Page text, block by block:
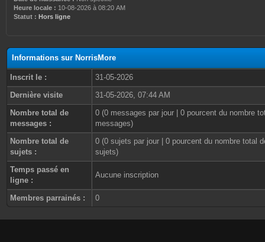
Heure locale : 10-08-2026 à 08:20 AM
Statut : Hors ligne
Informations sur NorrisMore
Inscrit le :
31-05-2026
Dernière visite
31-05-2026, 07:44 AM
Nombre total de
messages :
0 (0 messages par jour | 0 pourcent du nombre
messages)
Nombre total de
sujets :
0 (0 sujets par jour | 0 pourcent du nombre total
sujets)
Temps passé en
ligne :
Aucune inscription
Membres parrainés : 0